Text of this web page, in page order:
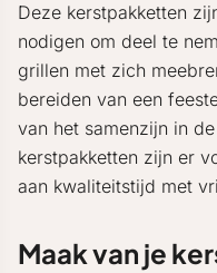
Deze kerstpakketten
nodigen om deel te
grillen met zich
bereiden van een
van het samenzijn in
kerstpakketten zijn er
aan kwaliteitstijd met
Maak van je